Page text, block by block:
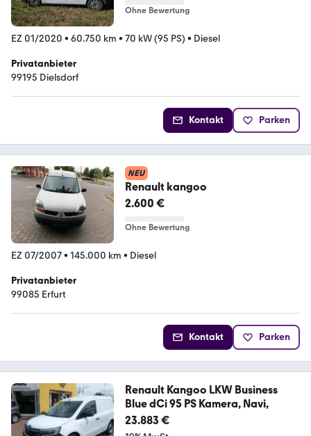
Ohne Bewertung
EZ 01/2020 • 60.750 km • 70 kW (95 PS) • Diesel
Privatanbieter
99195 Dielsdorf
Kontakt Parken
NEU
Renault kangoo
2.600 €
Ohne Bewertung
EZ 07/2007• 145.000 km • Diesel
Privatanbieter
99085 Erfurt
Kontakt Parken
Renault Kangoo LKW Business
Blue dCi 95 PS Kamera, Navi,
23.883 €